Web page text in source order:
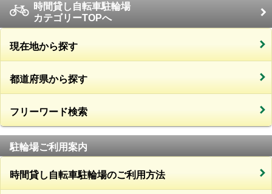
時間貸し自転車駐輪場
カテゴリーTOPへ
現在地から探す
都道府県から探す
フリーワード検索
駐輪場ご利用案内
時間貸し自転車駐輪場のご利用方法